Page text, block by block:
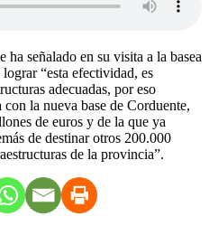
señalado en su visita a la basea
“esta efectividad, es
adecuadas, por eso
la nueva base de Corduente,
de euros y de la que ya
de destinar otros 200.000
de la provincia”.